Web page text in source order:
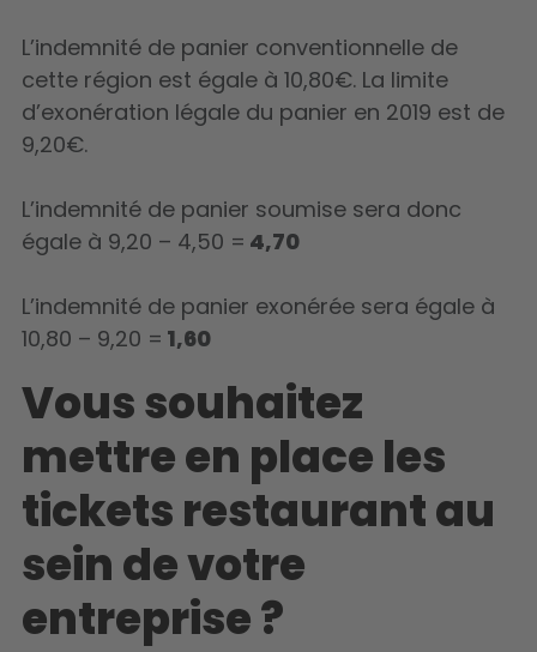
L’indemnité de panier conventionnelle de
cette région est égale à 10,80€. La limite
d’exonération légale du panier en 2019 est de
9,20€.
L’indemnité de panier soumise sera donc
égale à 9,20 – 4,50 = 4,70
L’indemnité de panier exonérée sera égale à
10,80 – 9,20 = 1,60
Vous souhaitez
mettre en place les
tickets restaurant au
sein de votre
entreprise ?